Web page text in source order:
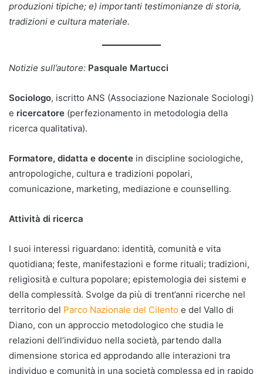
produzioni tipiche; e) importanti testimonianze di storia,
tradizioni e cultura materiale.
Notizie sull’autore: Pasquale Martucci
Sociologo, iscritto ANS (Associazione Nazionale Sociologi)
e ricercatore (perfezionamento in metodologia della
ricerca qualitativa).
Formatore, didatta e docente in discipline sociologiche,
antropologiche, cultura e tradizioni popolari,
comunicazione, marketing, mediazione e counselling.
Attività di ricerca
I suoi interessi riguardano: identità, comunità e vita
quotidiana; feste, manifestazioni e forme rituali; tradizioni,
religiosità e cultura popolare; epistemologia dei sistemi e
della complessità. Svolge da più di trent’anni ricerche nel
territorio del Parco Nazionale del Cilento e del Vallo di
Diano, con un approccio metodologico che studia le
relazioni dell’individuo nella società, partendo dalla
dimensione storica ed approdando alle interazioni tra
individuo e comunità in una società complessa ed in rapido